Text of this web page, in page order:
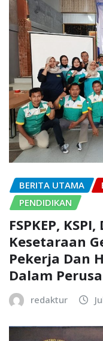
BERITA UTAMA
PENDIDIKAN
FSPKEP,
Kesetaraan
Pekerja Dan
Dalam
redaktur